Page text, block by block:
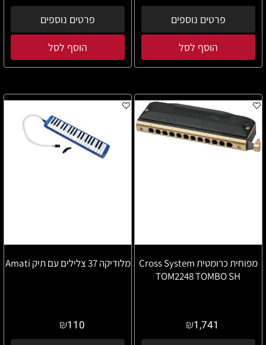
פרטים נוספים
הוסף לסל
פרטים נוספים
הוסף לסל
מפוחית כרומטית Cross System
TOM2248 TOMBO SH
₪1,741
מלודיקה 37 צלילים עם תיק Amati
₪110